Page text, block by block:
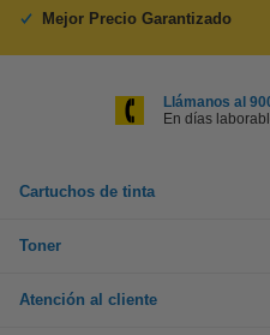
Mejor Precio Garantizado
Llámanos al
En días
Cartuchos de tinta
Toner
Atención al cliente